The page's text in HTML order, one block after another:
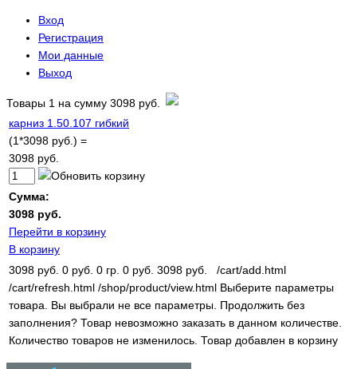
Вход
Регистрация
Мои данные
Выход
Товары 1 на сумму 3098 руб.
карниз 1.50.107 гибкий
(1*3098 руб.) =
3098 руб.
Сумма:
3098 руб.
Перейти в корзину
В корзину
3098 руб. 0 руб. 0 гр. 0 руб. 3098 руб.
/cart/add.html
/cart/refresh.html /shop/product/view.html Выберите параметры
товара.
Вы выбрали не все параметры. Продолжить без
заполнения? Товар невозможно заказать в данном количестве.
Количество товаров не изменилось. Товар добавлен в корзину